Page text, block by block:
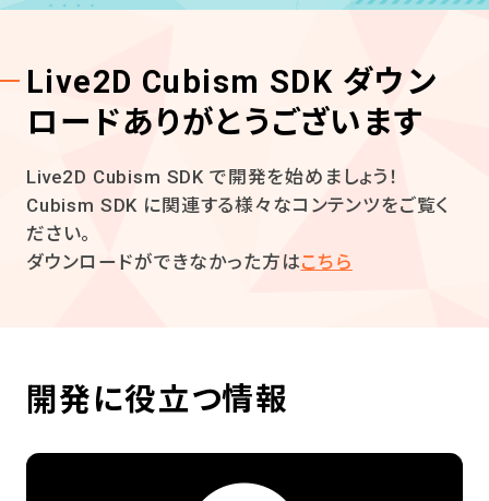
Live2D Cubism SDK ダウン
ロードありがとうございます
Live2D Cubism SDK で開発を始めましょう！
Cubism SDK に関連する様々なコンテンツをご覧く
ださい。
ダウンロードができなかった方はこちら
開発に役立つ情報